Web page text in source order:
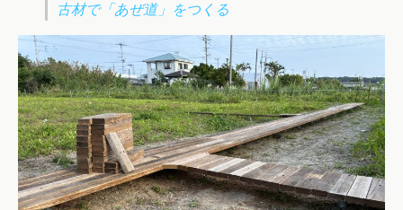
古材で「あぜ道」をつくる